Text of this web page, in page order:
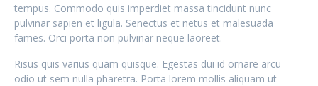
tempus. Commodo quis imperdiet massa tincidunt nunc
pulvinar sapien et ligula. Senectus et netus et malesuada
fames. Orci porta non pulvinar neque laoreet.
Risus quis varius quam quisque. Egestas dui id ornare arcu
odio ut sem nulla pharetra. Porta lorem mollis aliquam ut